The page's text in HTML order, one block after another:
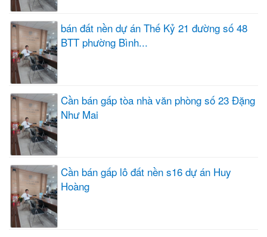
bán đất nền dự án Thế Kỷ 21 đường số 48
BTT phường Bình...
Cần bán gấp tòa nhà văn phòng số 23 Đặng
Như Mai
Cần bán gấp lô đất nền s16 dự án Huy
Hoàng